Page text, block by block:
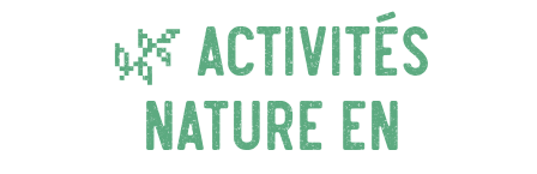
🌿 Activités
nature en